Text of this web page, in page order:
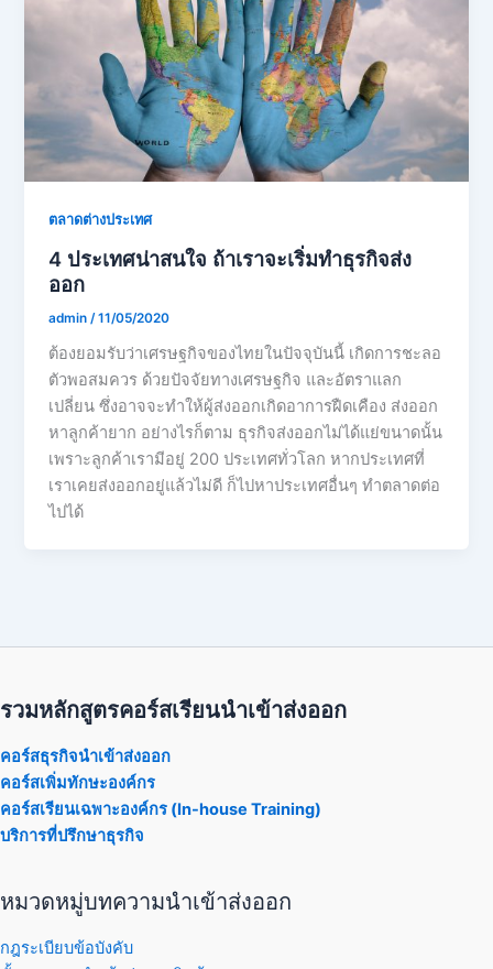
ตลาดต่างประเทศ
4 ประเทศน่าสนใจ ถ้าเราจะเริ่มทำธุรกิจส่ง
ออก
admin /11/05/2020
ต้องยอมรับว่าเศรษฐกิจของไทยในปัจจุบันนี้ เกิดการชะลอ
ตัวพอสมควร ด้วยปัจจัยทางเศรษฐกิจ และอัตราแลก
เปลี่ยน ซึ่งอาจจะทำให้ผู้ส่งออกเกิดอาการฝืดเคือง ส่งออก
หาลูกค้ายาก อย่างไรก็ตาม ธุรกิจส่งออกไม่ได้แย่ขนาดนั้น
เพราะลูกค้าเรามีอยู่ 200 ประเทศทั่วโลก หากประเทศที่
เราเคยส่งออกอยู่แล้วไม่ดี ก็ไปหาประเทศอื่นๆ ทำตลาดต่อ
ไปได้
รวมหลักสูตรคอร์สเรียนนำเข้าส่งออก
คอร์สธุรกิจนำเข้าส่งออก
คอร์สเพิ่มทักษะองค์กร
คอร์สเรียนเฉพาะองค์กร (In-house Training)
บริการที่ปรึกษาธุรกิจ
หมวดหมู่บทความนำเข้าส่งออก
กฎระเบียบข้อบังคับ